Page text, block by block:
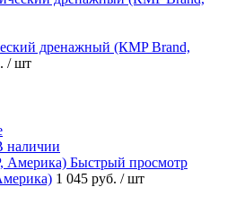
дренажный (КMP Brand,
/ шт
наличии
Быстрый просмотр
1 045 руб. / шт